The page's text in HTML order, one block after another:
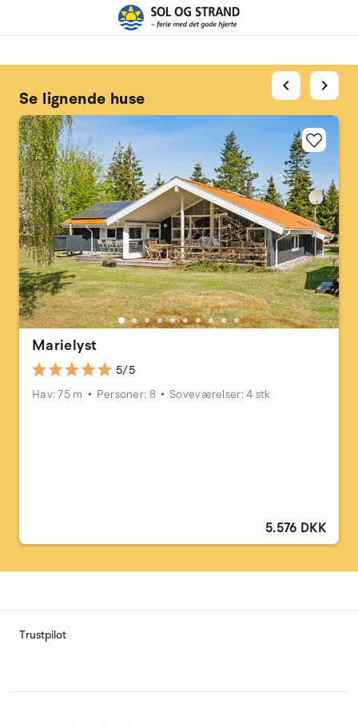
Se lignende huse
Marielyst
5/5
Hav: 75 m
Personer: 8 Soveværelser: 4 stk
5.576 DKK
chevron_left chevron_right
Trustpilot